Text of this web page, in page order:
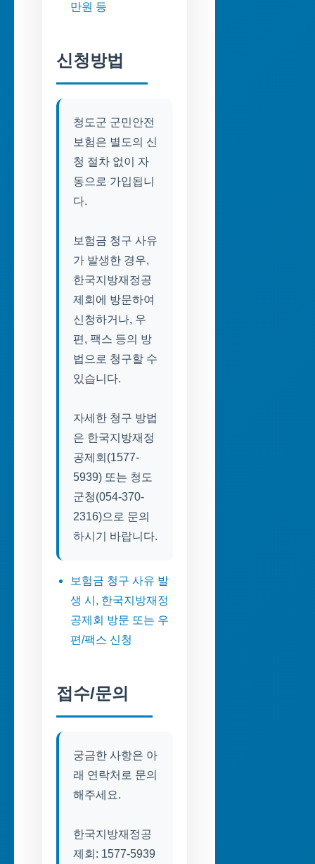
만원 등
신청방법
청도군 군민안전
보험은 별도의 신
청 절차 없이 자
동으로 가입됩니
다.
보험금 청구 사유
가 발생한 경우,
한국지방재정공
제회에 방문하여
신청하거나, 우
편, 팩스 등의 방
법으로 청구할 수
있습니다.
자세한 청구 방법
은 한국지방재정
공제회(1577-
5939) 또는 청도
군청(054-370-
2316)으로 문의
하시기 바랍니다.
보험금 청구 사유 발
생 시, 한국지방재정
공제회 방문 또는 우
편/팩스 신청
접수/문의
궁금한 사항은 아
래 연락처로 문의
해주세요.
한국지방재정공
제회: 1577-5939